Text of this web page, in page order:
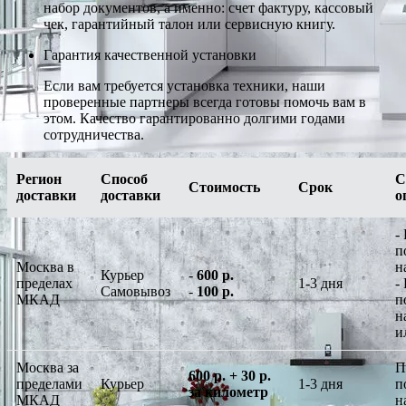
набор документов, а именно: счет фактуру, кассовый
чек, гарантийный талон или сервисную книгу.
Гарантия качественной установки
Если вам требуется установка техники, наши
проверенные партнеры всегда готовы помочь вам в
этом. Качество гарантированно долгими годами
сотрудничества.
Регион
доставки
Способ
доставки
Стоимость Срок
Москва в
пределах
МКАД
Курьер
Самовывоз
- 600 р.
-100 р.
1-3 дня
-
-
Москва за
пределами
МКАД
Курьер
600 р. + 30 р.
за километр
1-3 дня